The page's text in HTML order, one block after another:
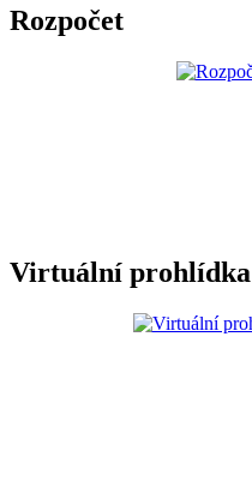
Rozpočet
Virtuální prohlídka